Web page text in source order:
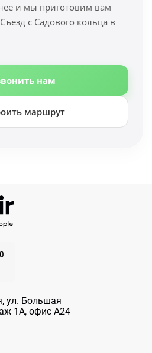
и мы приготовим вам
с Садового кольца в
нам
маршрут
ул. Большая
1А, офис А24